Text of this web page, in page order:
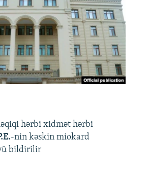
hərbi xidmət hərbi
-nin kəskin miokard
bildirilir